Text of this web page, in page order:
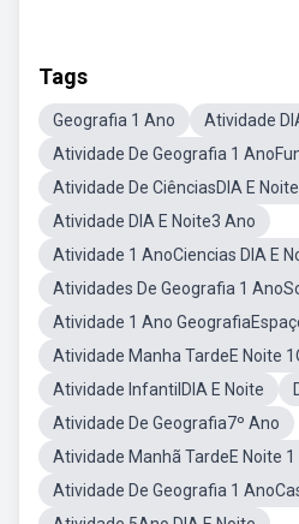
Tags
Geografia 1 Ano
Atividade
Atividade De Geografia 1
Atividade De CiênciasDIA E
Atividade DIA E Noite3 Ano
Atividade 1 AnoCiencias DIA E
Atividades De Geografia 1
Atividade 1 Ano
Atividade Manha TardeE Noite
Atividade InfantilDIA E Noite
Atividade De Geografia7º Ano
Atividade Manhã TardeE Noite 1
Atividade De Geografia 1